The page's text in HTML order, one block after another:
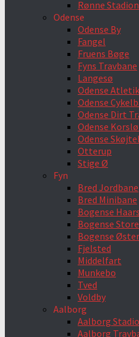
Rønne Stadion
Odense
Odense By
Fangel
Fruens Bøge
Fyns Travbane
Langesø
Odense
Odense
Odense Dirt
Odense
Odense
Otterup
Stige Ø
Fyn
Bred Jordbane
Bred Minibane
Bogense
Bogense
Bogense
Fjelsted
Middelfart
Munkebo
Tved
Voldby
Aalborg
Aalborg
Aalborg